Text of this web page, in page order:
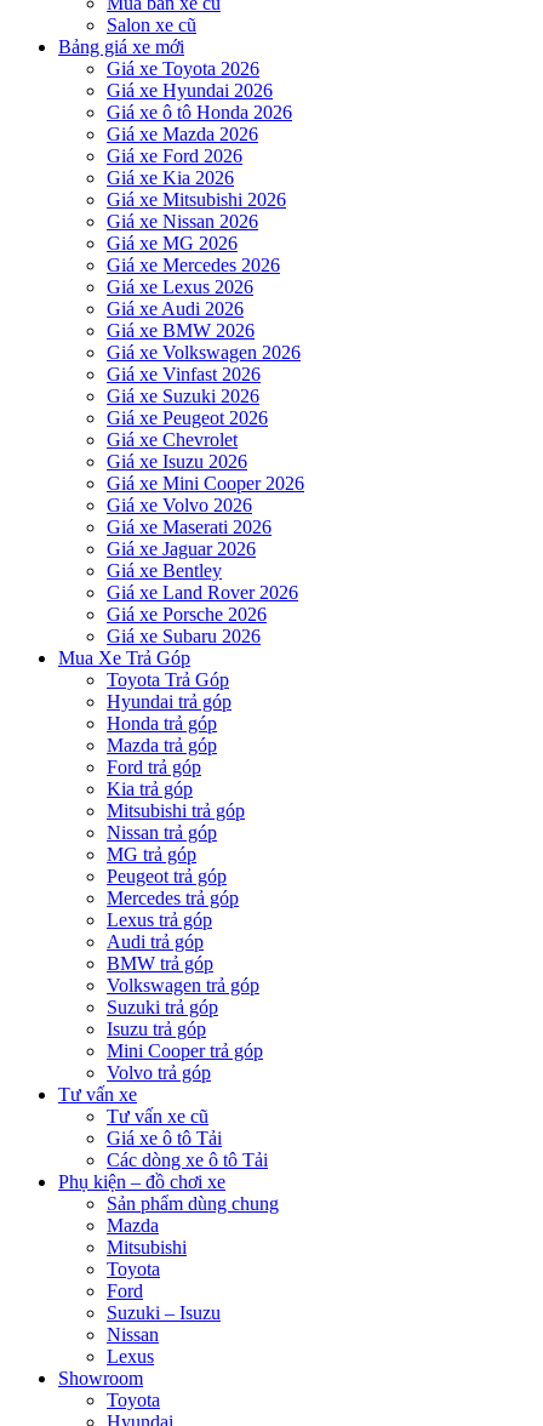
Salon xe cũ
Bảng giá xe mới
Giá xe Toyota 2026
Giá xe Hyundai 2026
Giá xe ô tô Honda 2026
Giá xe Mazda 2026
Giá xe Ford 2026
Giá xe Kia 2026
Giá xe Mitsubishi 2026
Giá xe Nissan 2026
Giá xe MG 2026
Giá xe Mercedes 2026
Giá xe Lexus 2026
Giá xe Audi 2026
Giá xe BMW 2026
Giá xe Volkswagen 2026
Giá xe Vinfast 2026
Giá xe Suzuki 2026
Giá xe Peugeot 2026
Giá xe Chevrolet
Giá xe Isuzu 2026
Giá xe Mini Cooper 2026
Giá xe Volvo 2026
Giá xe Maserati 2026
Giá xe Jaguar 2026
Giá xe Bentley
Giá xe Land Rover 2026
Giá xe Porsche 2026
Giá xe Subaru 2026
Mua Xe Trả Góp
Toyota Trả Góp
Hyundai trả góp
Honda trả góp
Mazda trả góp
Ford trả góp
Kia trả góp
Mitsubishi trả góp
Nissan trả góp
MG trả góp
Peugeot trả góp
Mercedes trả góp
Lexus trả góp
Audi trả góp
BMW trả góp
Volkswagen trả góp
Suzuki trả góp
Isuzu trả góp
Mini Cooper trả góp
Volvo trả góp
Tư vấn xe
Tư vấn xe cũ
Giá xe ô tô Tải
Các dòng xe ô tô Tải
Phụ kiện – đồ chơi xe
Sản phẩm dùng chung
Mazda
Mitsubishi
Toyota
Ford
Suzuki – Isuzu
Nissan
Lexus
Showroom
Toyota
Hyundai